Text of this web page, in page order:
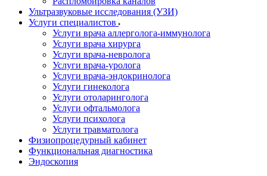
Ультразвуковые исследования (УЗИ)
Услуги специалистов
Услуги врача аллерголога-иммунолога
Услуги врача хирурга
Услуги врача-невролога
Услуги врача-уролога
Услуги врача-эндокринолога
Услуги гинеколога
Услуги отоларинголога
Услуги офтальмолога
Услуги психолога
Услуги травматолога
Физиопроцедурный кабинет
Функциональная диагностика
Эндоскопия